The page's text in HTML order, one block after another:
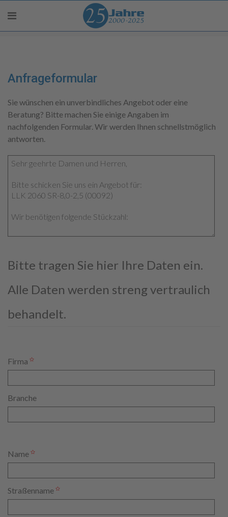
Anfrageformular
Sie wünschen ein unverbindliches Angebot oder eine
Beratung? Bitte machen Sie einige Angaben im
nachfolgenden Formular. Wir werden Ihnen schnellstmöglich
antworten.
Bitte tragen Sie hier Ihre Daten ein.
Alle Daten werden streng vertraulich
behandelt.
Firma
Branche
Name
Straßenname